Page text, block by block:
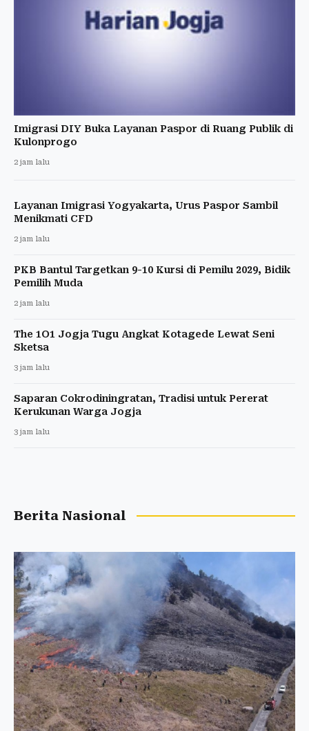
Imigrasi DIY Buka Layanan Paspor di Ruang Publik di
Kulonprogo
2 jam lalu
Layanan Imigrasi Yogyakarta, Urus Paspor Sambil
Menikmati CFD
2 jam lalu
PKB Bantul Targetkan 9-10 Kursi di Pemilu 2029, Bidik
Pemilih Muda
2 jam lalu
The 1O1 Jogja Tugu Angkat Kotagede Lewat Seni
Sketsa
3 jam lalu
Saparan Cokrodiningratan, Tradisi untuk Pererat
Kerukunan Warga Jogja
3 jam lalu
Berita Nasional